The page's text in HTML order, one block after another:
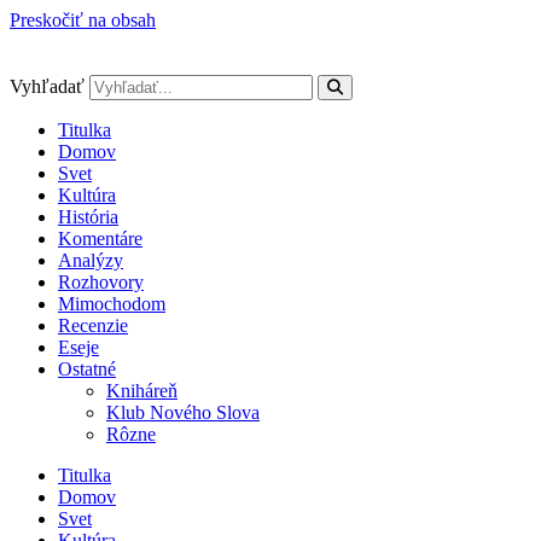
Preskočiť na obsah
Vyhľadať
Titulka
Domov
Svet
Kultúra
História
Komentáre
Analýzy
Rozhovory
Mimochodom
Recenzie
Eseje
Ostatné
Kniháreň
Klub Nového Slova
Rôzne
Titulka
Domov
Svet